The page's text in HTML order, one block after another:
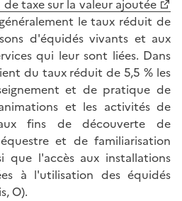
taxe sur la valeur ajoutée
le taux réduit de
d'équidés vivants et aux
qui leur sont liées. Dans
du taux réduit de 5,5 % les
et de pratique de
et les activités de
fins de découverte de
et de familiarisation
que l'accès aux installations
à l'utilisation des équidés
O).